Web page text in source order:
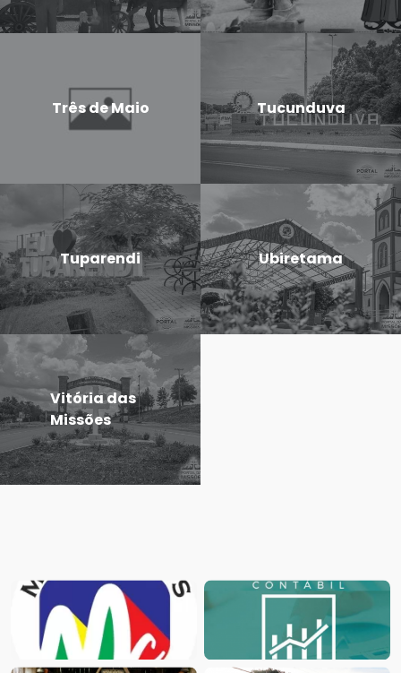
Três de Maio Tucunduva
Tuparendi Ubiretama
Vitória das
Missões